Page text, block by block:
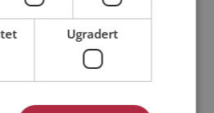
gratis!
Kvinne
Ugradert